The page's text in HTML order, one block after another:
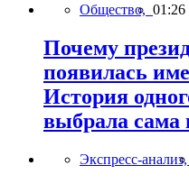
Общество, 01:26
Почему
появилась
История
выбрала сама
Экспресс-анализ,